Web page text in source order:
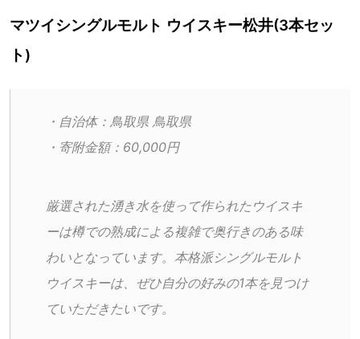
マツイシングルモルト ウイスキー松井(3本セッ
ト)
・自治体：鳥取県 鳥取県
・寄附金額：60,000円
厳選された湧き水を使って作られたウイスキ
ーは樽での熟成による複雑で奥行きのある味
わいとなっています。本格派シングルモルト
ウイスキーは、ぜひ自分の好みの1本を見つけ
ていただきたいです。